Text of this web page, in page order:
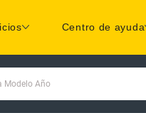
Centro de ayuda
Modelo Año